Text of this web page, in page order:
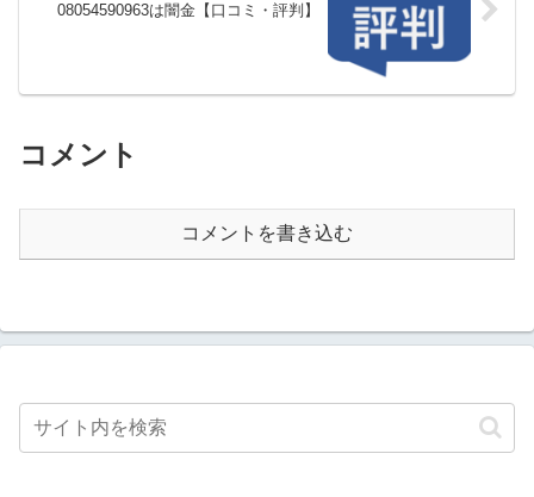
08054590963は闇金【口コミ・評判】
コメント
コメントを書き込む